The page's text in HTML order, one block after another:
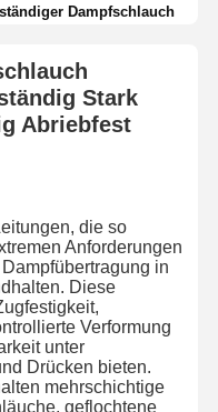
Dampfschlauch
Stark
Abriebfest
die so
Anforderungen
in
Diese
Verformung
unter
Drücken bieten.
mehrschichtige
geflochtene